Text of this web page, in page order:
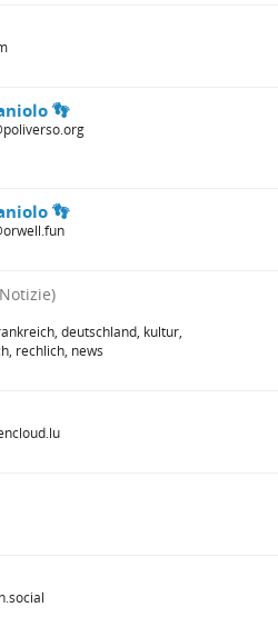
👣
👣
deutschland, kultur,
rechlich, news